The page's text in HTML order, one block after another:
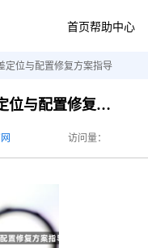
首页帮助中心
定位与配置修复方案指导
谷歌浏览器网页元素显示偏差定位与配置修复方案指导
访问量：